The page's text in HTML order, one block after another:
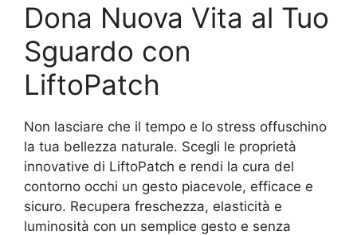
Dona Nuova Vita al Tuo
Sguardo con
LiftoPatch
Non lasciare che il tempo e lo stress offuschino
la tua bellezza naturale. Scegli le proprietà
innovative di LiftoPatch e rendi la cura del
contorno occhi un gesto piacevole, efficace e
sicuro. Recupera freschezza, elasticità e
luminosità con un semplice gesto e senza